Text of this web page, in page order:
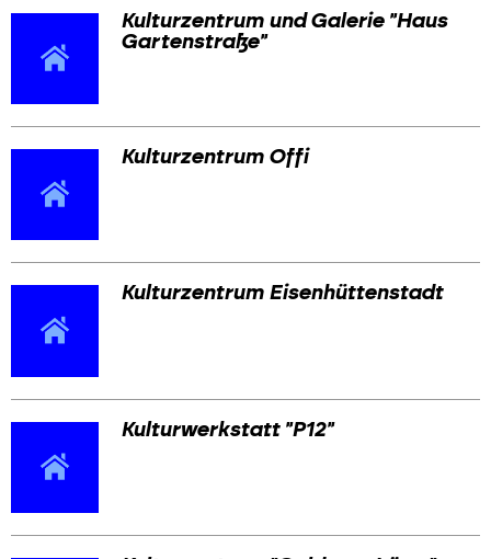
Kulturzentrum und Galerie "Haus
Gartenstraße"
Kulturzentrum Offi
Kulturzentrum Eisenhüttenstadt
Kulturwerkstatt "P12"